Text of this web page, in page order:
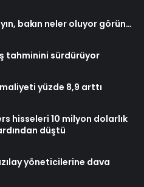
bakın neler oluyor görün…
tahminini sürdürüyor
yüzde 8,9 arttı
hisseleri 10 milyon dolarlık
düştü
yöneticilerine dava